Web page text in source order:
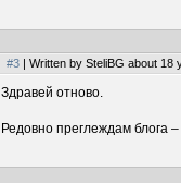
#3 | Written by SteliBG about 18
Здравей отново.
Редовно преглеждам блога